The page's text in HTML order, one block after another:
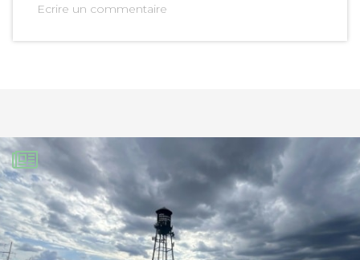
Ecrire un commentaire